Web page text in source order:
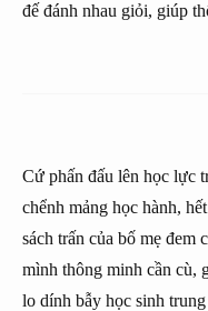
đế đánh nhau giỏi, giúp
Cứ phấn đấu lên học lực
chểnh mảng học hành,
sách trấn của bố mẹ đem
mình thông minh cần cù,
lo dính bẫy học sinh